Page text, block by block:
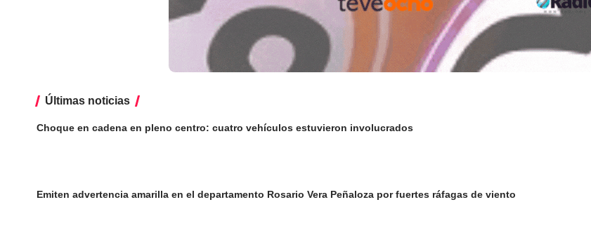
Últimas noticias
Choque en cadena en pleno centro: cuatro vehículos estuvieron involucrados
Emiten advertencia amarilla en el departamento Rosario Vera Peñaloza por fuertes ráfagas de viento